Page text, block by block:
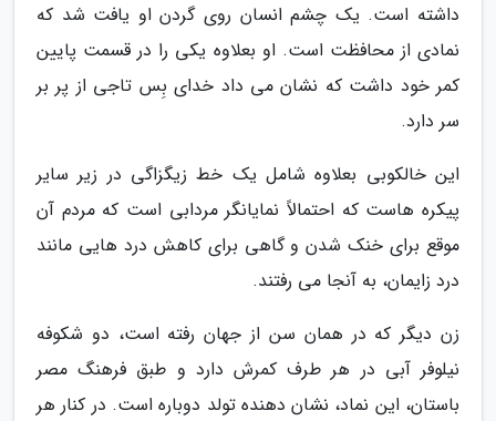
داشته است. یک چشم انسان روی گردن او یافت شد که
نمادی از محافظت است. او بعلاوه یکی را در قسمت پایین
کمر خود داشت که نشان می داد خدای بِس تاجی از پر بر
سر دارد.
این خالکوبی بعلاوه شامل یک خط زیگزاگی در زیر سایر
پیکره هاست که احتمالاً نمایانگر مردابی است که مردم آن
موقع برای خنک شدن و گاهی برای کاهش درد هایی مانند
درد زایمان، به آنجا می رفتند.
زن دیگر که در همان سن از جهان رفته است، دو شکوفه
نیلوفر آبی در هر طرف کمرش دارد و طبق فرهنگ مصر
باستان، این نماد، نشان دهنده تولد دوباره است. در کنار هر